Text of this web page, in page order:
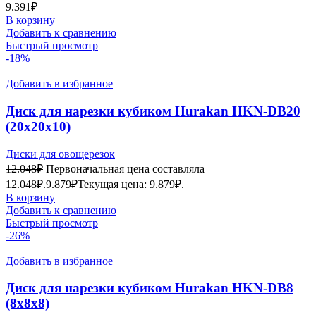
9.391₽
В корзину
Добавить к сравнению
Быстрый просмотр
-18%
Добавить в избранное
Диск для нарезки кубиком Hurakan HKN-DB20
(20x20x10)
Диски для овощерезок
12.048₽ Первоначальная цена составляла
12.048₽.9.879₽Текущая цена: 9.879₽.
В корзину
Добавить к сравнению
Быстрый просмотр
-26%
Добавить в избранное
Диск для нарезки кубиком Hurakan HKN-DB8
(8x8x8)